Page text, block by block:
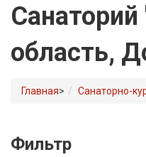
область,
Главная> Санаторно-
Фильтр